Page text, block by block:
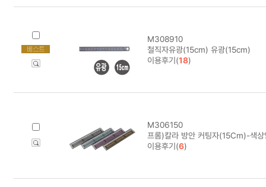
M308910
철직자유광(15cm) 유광(15cm)
이용후기(18)
M306150
프롬)칼라 방안 커팅자(15Cm)-색상
이용후기(6)